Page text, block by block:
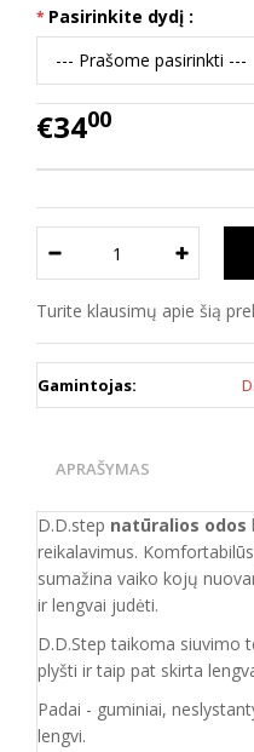
Pasirinkite dydį :
€3400
Turite klausimų apie šią
Gamintojas:
APRAŠYMAS
D.D.step natūralios odos
reikalavimus.
sumažina vaiko kojų
ir lengvai judėti.
D.D.Step taikoma siuvimo
plyšti ir taip pat skirta
Padai - guminiai,
lengvi.